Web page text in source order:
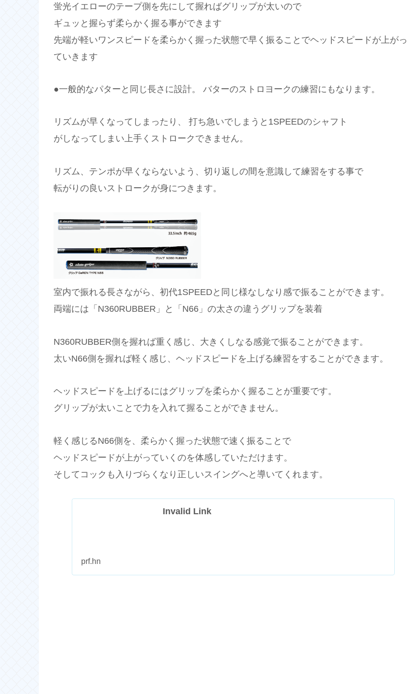
蛍光イエローのテープ側を先にして握ればグリップが太いので
ギュッと握らず柔らかく握る事ができます
先端が軽いワンスピードを柔らかく握った状態で早く振ることでヘッドスピードが上がっ
ていきます
●一般的なパターと同じ長さに設計。 バターのストロヨークの練習にもなります。
リズムが早くなってしまったり、 打ち急いでしまうと1SPEEDのシャフト
がしなってしまい上手くストロークできません。
リズム、テンポが早くならないよう、切り返しの間を意識して練習をする事で
転がりの良いストロークが身につきます。
室内で振れる長さながら、初代1SPEEDと同じ様なしなり感で振ることができます。
両端には「N360RUBBER」と「N66」の太さの違うグリップを装着
N360RUBBER側を握れば重く感じ、大きくしなる感覚で振ることができます。
太いN66側を握れば軽く感じ、ヘッドスピードを上げる練習をすることができます。
ヘッドスピードを上げるにはグリップを柔らかく握ることが重要です。
グリップが太いことで力を入れて握ることができません。
軽く感じるN66側を、柔らかく握った状態で速く振ることで
ヘッドスピードが上がっていくのを体感していただけます。
そしてコックも入りづらくなり正しいスイングへと導いてくれます。
Invalid Link
prf.hn